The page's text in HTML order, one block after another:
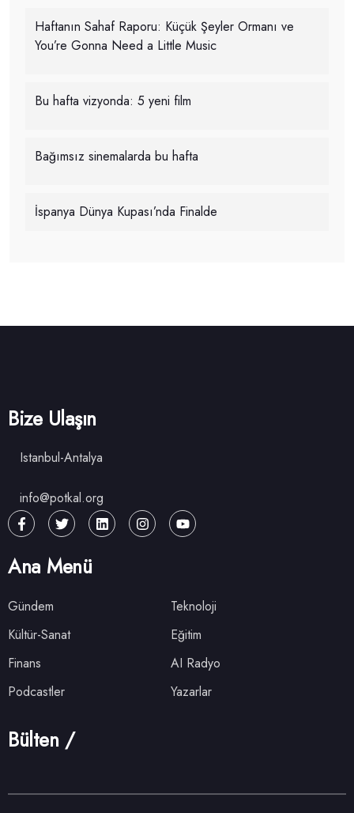
Haftanın Sahaf Raporu: Küçük Şeyler Ormanı ve
You’re Gonna Need a Little Music
Bu hafta vizyonda: 5 yeni film
Bağımsız sinemalarda bu hafta
İspanya Dünya Kupası’nda Finalde
Bize Ulaşın
Istanbul-Antalya
info@potkal.org
Ana Menü
Gündem
Teknoloji
Kültür-Sanat
Eğitim
Finans
AI Radyo
Podcastler
Yazarlar
Bülten /